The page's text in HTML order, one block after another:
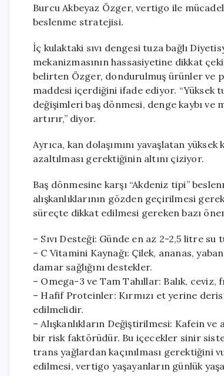
Burcu Akbeyaz Özger, vertigo ile
beslenme stratejisi.
İç kulaktaki sıvı dengesi tuza bağlı
mekanizmasının hassasiyetine dikkat
belirten Özger, dondurulmuş ürünler ve
maddesi içerdiğini ifade ediyor. “Yüksek
değişimleri baş dönmesi, denge kaybı ve
artırır,” diyor.
Ayrıca, kan dolaşımını yavaşlatan
azaltılması gerektiğinin altını çiziyor.
Baş dönmesine karşı “Akdeniz tipi”
alışkanlıklarının gözden geçirilmesi
süreçte dikkat edilmesi gereken bazı
– Sıvı Desteği: Günde en az 2-2,5 litre
– C Vitamini Kaynağı: Çilek, ananas,
damar sağlığını destekler.
– Omega-3 ve Tam Tahıllar: Balık, ceviz,
– Hafif Proteinler: Kırmızı et yerine
edilmelidir.
– Alışkanlıkların Değiştirilmesi: Kafein
bir risk faktörüdür. Bu içecekler sinir
trans yağlardan kaçınılması gerektiğini
edilmesi, vertigo yaşayanların günlük